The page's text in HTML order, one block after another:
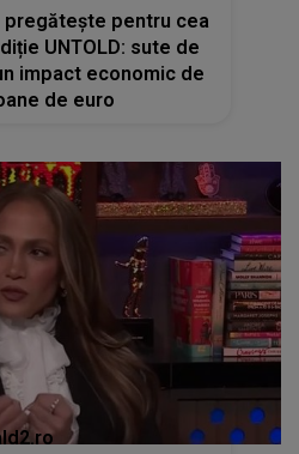
pregătește pentru cea
UNTOLD: sute de
impact economic de
de euro